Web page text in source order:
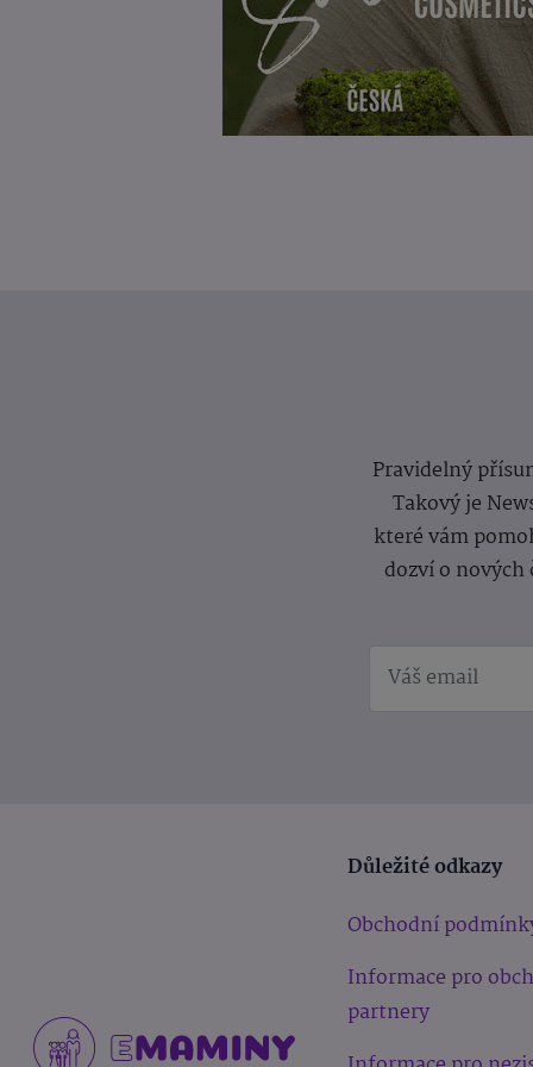
Pravidelný
Takový je
které vám
dozví o
Důležité odkazy
Obchodní
Informace pro
partnery